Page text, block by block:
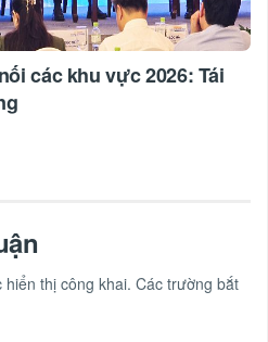
các khu vực 2026: Tái
thị công khai. Các trường bắt